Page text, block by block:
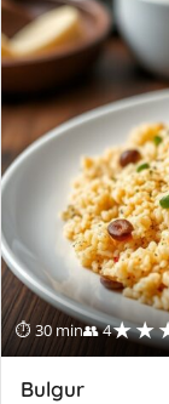
⏱ 30 min👥 4
Bulgur